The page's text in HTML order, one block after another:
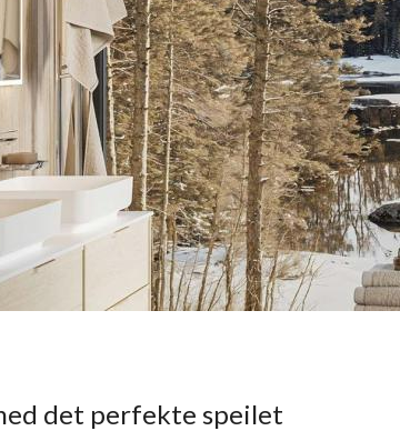
det perfekte speilet